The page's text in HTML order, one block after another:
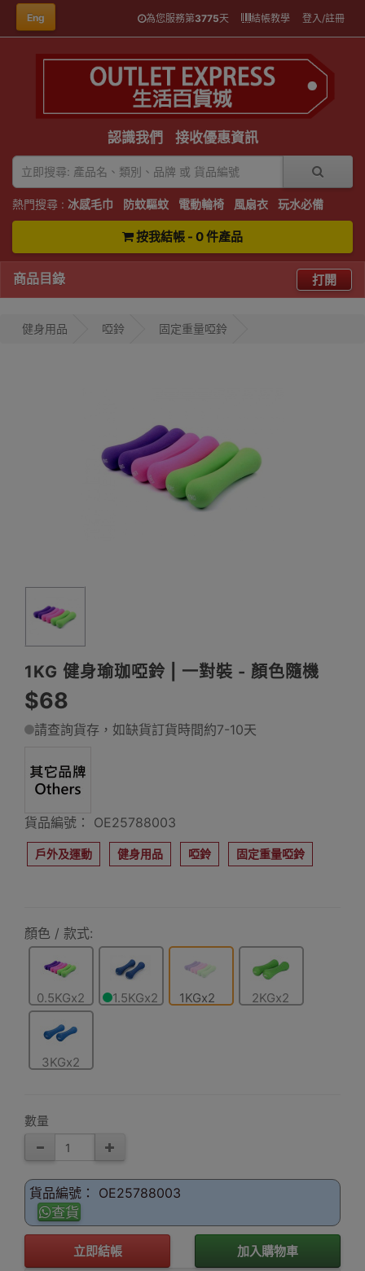
Eng 為您服務第3775天 結帳教學 登入/註冊
認識我們 接收優惠資訊
熱門搜尋 : 冰感毛巾 防蚊驅蚊 電動輪椅 風扇衣 玩水必備
按我結帳 - 0 件產品
商品目錄 打開
健身用品 啞鈴 固定重量啞鈴
1KG 健身瑜珈啞鈴 | 一對裝 - 顏色隨機
$68
請查詢貨存，如缺貨訂貨時間約7-10天
貨品編號： OE25788003
戶外及運動 健身用品 啞鈴 固定重量啞鈴
顏色 / 款式:
0.5KGx2 1.5KGx2 1KGx2 2KGx2
3KGx2
數量
貨品編號： OE25788003
查貨
立即結帳 加入購物車